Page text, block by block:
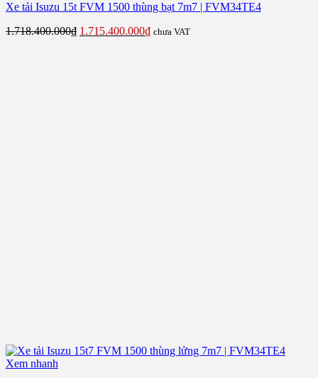
Xe tải Isuzu 15t FVM 1500 thùng bạt 7m7 | FVM34TE4
1.718.400.000₫ Giá
1.715.400.000₫Giá
chưa VAT
Xem nhanh